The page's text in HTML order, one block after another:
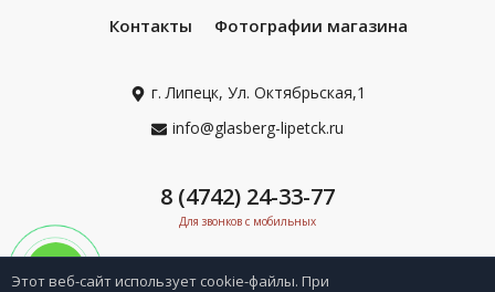
Контакты
Фотографии магазина
г. Липецк, Ул. Октябрьская,1
info@glasberg-lipetck.ru
8 (4742) 24-33-77
Для звонков с мобильных
Этот веб-сайт использует cookie-файлы. При